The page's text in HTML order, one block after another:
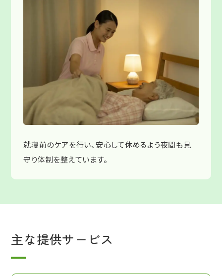
就寝前のケアを行い、安心して休めるよう夜間も見
守り体制を整えています。
主な提供サービス